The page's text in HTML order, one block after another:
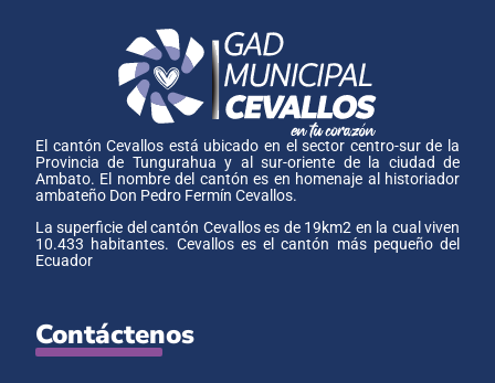
El cantón Cevallos está ubicado en el sector centro-sur de la
Provincia de Tungurahua y al sur-oriente de la ciudad de
Ambato. El nombre del cantón es en homenaje al historiador
ambateño Don Pedro Fermín Cevallos.
La superficie del cantón Cevallos es de 19km2 en la cual viven
10.433 habitantes. Cevallos es el cantón más pequeño del
Ecuador
Contáctenos